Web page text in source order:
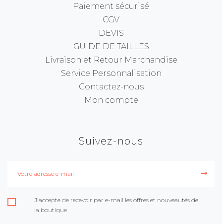
Paiement sécurisé
CGV
DEVIS
GUIDE DE TAILLES
Livraison et Retour Marchandise
Service Personnalisation
Contactez-nous
Mon compte
Suivez-nous
J'accepte de recevoir par e-mail les offres et nouveautés de
la boutique